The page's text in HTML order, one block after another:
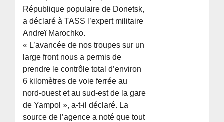
République populaire de Donetsk,
a déclaré à TASS l’expert militaire
Andreï Marochko.
« L’avancée de nos troupes sur un
large front nous a permis de
prendre le contrôle total d’environ
6 kilomètres de voie ferrée au
nord-ouest et au sud-est de la gare
de Yampol », a-t-il déclaré. La
source de l’agence a noté que tout